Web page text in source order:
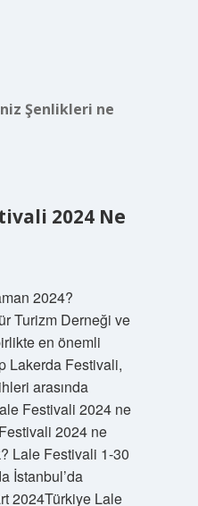
Şenlikleri ne
2024 Ne
2024?
Turizm Derneği ve
en önemli
Lakerda Festivali,
​​arasında
Festivali 2024 ne
2024 ne
Lale Festivali 1-30
İstanbul’da
2024Türkiye Lale